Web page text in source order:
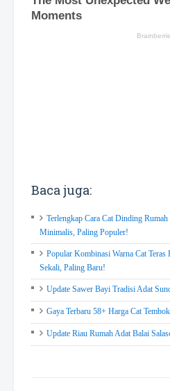
Baca juga:
Terlengkap Cara Cat Dinding
Minimalis, Paling Populer!
Popular Kombinasi Warna Cat
Sekali, Paling Baru!
Update Sawer Bayi Tradisi Adat
Gaya Terbaru 58+ Harga Cat
Update Riau Rumah Adat Balai